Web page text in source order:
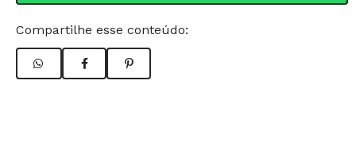
Compartilhe esse conteúdo: